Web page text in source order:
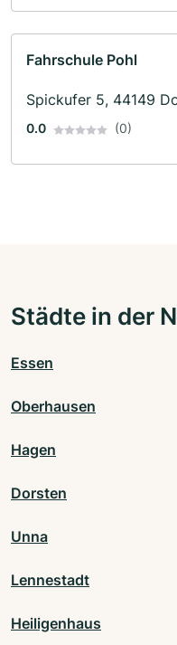
Fahrschule Pohl
Spickufer 5, 44149
0.0 (0)
Städte in der
Essen
Oberhausen
Hagen
Dorsten
Unna
Lennestadt
Heiligenhaus